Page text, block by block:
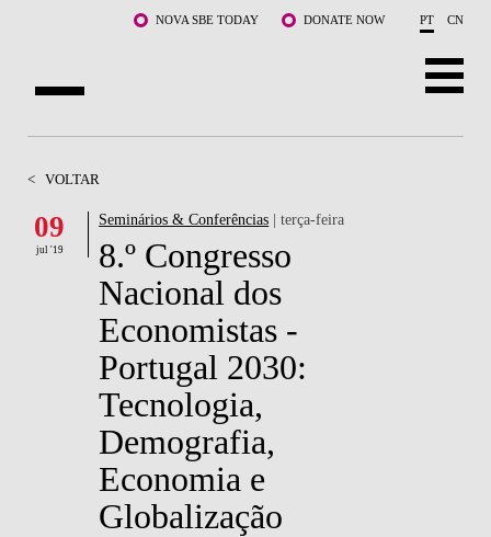
Saltar para o conteúdo principalNOVA SBE TODAY DONATE NOW PT CN
DOCENTES E INVESTIGAÇÃO
COMUNIDADE
WHAT'S HAPPENING
< VOLTAR
09
jul '19
Seminários & Conferências | terça-feira
8.º Congresso
Nacional dos
Economistas -
Portugal 2030:
Tecnologia,
Demografia,
Economia e
Globalização